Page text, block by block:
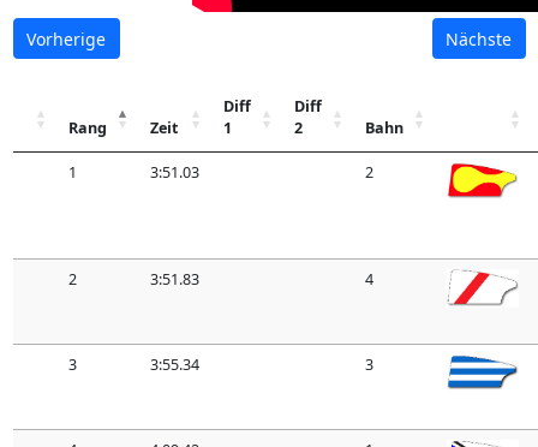
Vorherige Nächste
Rang Zeit
Diff
1
Diff
2
Bahn
1 3:51.03 2
2 3:51.83 4
3 3:55.34 3